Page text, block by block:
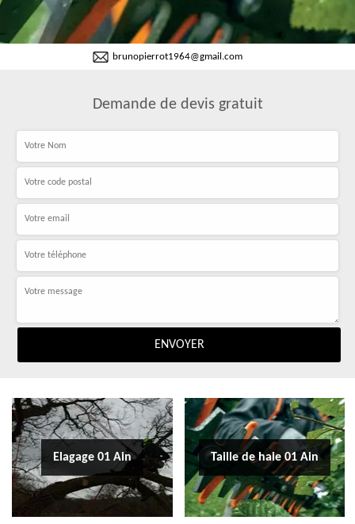
brunopierrot1964@gmail.com
Demande de devis gratuit
Elagage 01 Ain Taille de haie 01 Ain